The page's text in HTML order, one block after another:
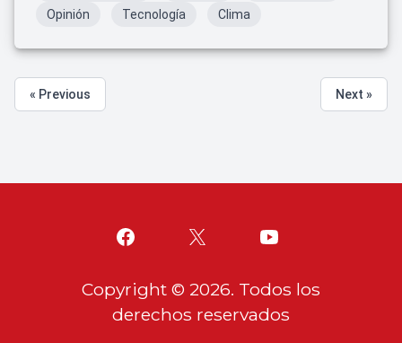
Opinión
Tecnología Clima
« Previous Next »
Copyright © 2026. Todos los
derechos reservados